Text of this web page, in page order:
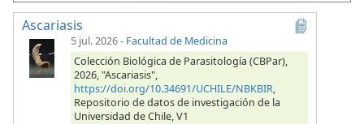
Ascariasis
5 jul. 2026- Facultad de Medicina
Colección Biológica de Parasitología (CBPar),
2026, "Ascariasis",
https://doi.org/10.34691/UCHILE/NBKBIR,
Repositorio de datos de investigación de la
Universidad de Chile, V1